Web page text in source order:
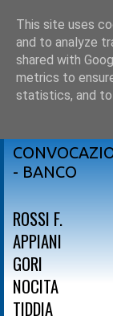
- BANCO
ROSSI F.
APPIANI
GORI
NOCITA
TIDDIA
This site uses
and to analyze
shared with
metrics to
statistics, and